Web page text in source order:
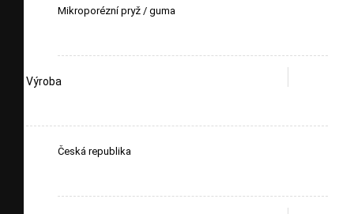
Mikroporézní pryž / guma
Výroba
Česká republika